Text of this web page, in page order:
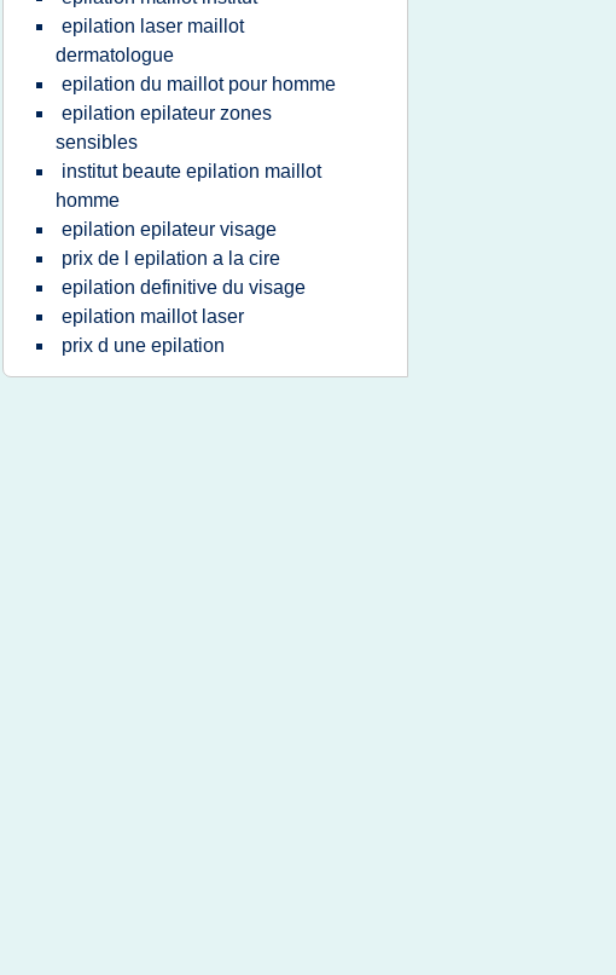
epilation laser maillot
dermatologue
epilation du maillot pour homme
epilation epilateur zones
sensibles
institut beaute epilation maillot
homme
epilation epilateur visage
prix de l epilation a la cire
epilation definitive du visage
epilation maillot laser
prix d une epilation